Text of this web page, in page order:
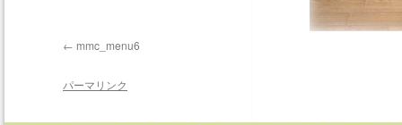
プ
mmc_menu6
パーマリンク